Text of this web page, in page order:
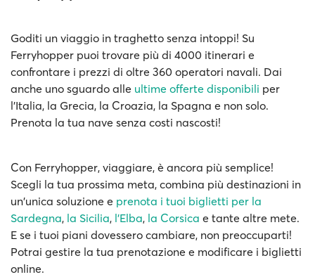
Goditi un viaggio in traghetto senza intoppi! Su
Ferryhopper puoi trovare più di 4000 itinerari e
confrontare i prezzi di oltre 360 operatori navali. Dai
anche uno sguardo alle ultime offerte disponibili per
l'Italia, la Grecia, la Croazia, la Spagna e non solo.
Prenota la tua nave senza costi nascosti!
Con Ferryhopper, viaggiare, è ancora più semplice!
Scegli la tua prossima meta, combina più destinazioni in
un'unica soluzione e prenota i tuoi biglietti per la
Sardegna, la Sicilia, l’Elba, la Corsica e tante altre mete.
E se i tuoi piani dovessero cambiare, non preoccuparti!
Potrai gestire la tua prenotazione e modificare i biglietti
online.